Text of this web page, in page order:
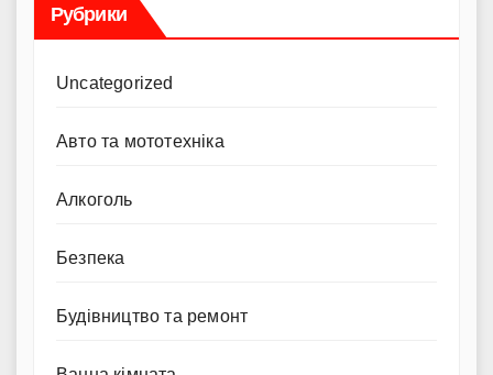
Рубрики
Uncategorized
Авто та мототехніка
Алкоголь
Безпека
Будівництво та ремонт